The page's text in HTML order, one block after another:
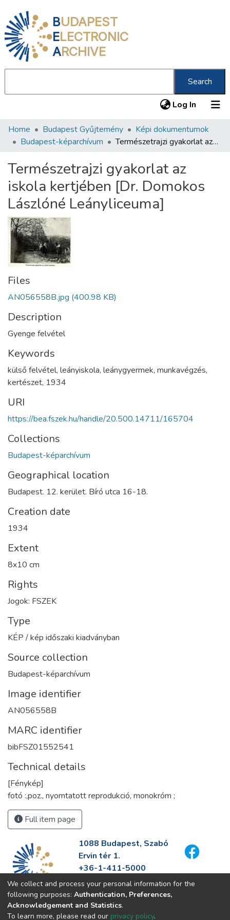
BUDAPEST
ELECTRONIC
ARCHIVE
Search
Log In (current)
Communities & Collections
Statistics
About us
Home Budapest Gyűjtemény
Képi dokumentumok
Budapest-képarchívum
Természetrajzi gyakorlat az iskola kertjében [Dr. Domokos Lászlóné Leányliceuma]
Természetrajzi gyakorlat az
iskola kertjében [Dr. Domokos
Lászlóné Leányliceuma]
Files
AN056558B.jpg (400.98 KB)
Description
Gyenge felvétel
Keywords
külső felvétel, leányiskola, leánygyermek, munkavégzés,
kertészet, 1934
URI
https://bea.fszek.hu/handle/20.500.14711/165704
Collections
Budapest-képarchívum
Geographical location
Budapest. 12. kerület. Bíró utca 16-18.
Creation date
1934
Extent
8x10 cm
Rights
Jogok: FSZEK
Type
KÉP / kép időszaki kiadványban
Source collection
Budapest-képarchívum
Image identifier
AN056558B
MARC identifier
bibFSZ01552541
Technical details
[Fénykép]
fotó :,poz., nyomtatott reprodukció, monokróm ;
Full item page
1088 Budapest, Szabó
Ervin tér 1.
+36-1-411-5000
info@fszek.hu
https://fszek.hu
We collect and process your personal information for the
following purposes: Authentication, Preferences,
Acknowledgement and Statistics.
To learn more, please read our privacy policy.